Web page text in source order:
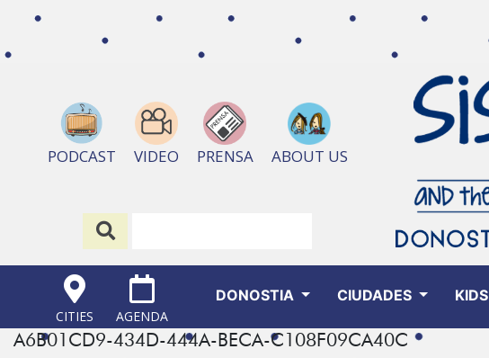
PODCAST VIDEO PRENSA ABOUT US
CITIES AGENDA
DONOSTIA CIUDADES KIDS
A6B01CD9-434D-444A-BECA-C108F09CA40C